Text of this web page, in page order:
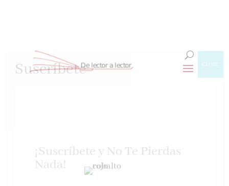
Suscríbete
¡Suscríbete y No Te Pierdas
Nada!
CLOSE